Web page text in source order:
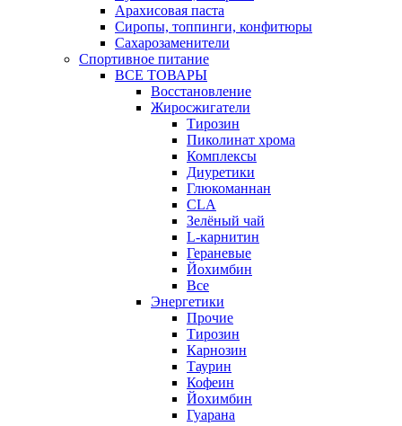
Арахисовая паста
Сиропы, топпинги, конфитюры
Сахарозаменители
Спортивное питание
ВСЕ ТОВАРЫ
Восстановление
Жиросжигатели
Тирозин
Пиколинат хрома
Комплексы
Диуретики
Глюкоманнан
CLA
Зелёный чай
L-карнитин
Гераневые
Йохимбин
Все
Энергетики
Прочие
Тирозин
Карнозин
Таурин
Кофеин
Йохимбин
Гуарана